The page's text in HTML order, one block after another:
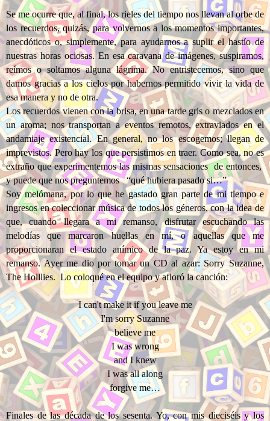
Se me ocurre que, al final, los rieles del tiempo nos llevan al orbe de
los recuerdos, quizás, para volvernos a los momentos importantes,
anecdóticos o, simplemente, para ayudarnos a suplir el hastío de
nuestras horas ociosas. En esa caravana de imágenes, suspiramos,
reímos o soltamos alguna lágrima. No entristecemos, sino que
damos gracias a los cielos por habernos permitido vivir la vida de
esa manera y no de otra.
Los recuerdos vienen con la brisa, en una tarde gris o mezclados en
un aroma; nos transportan a eventos remotos, extraviados en el
andamiaje existencial. En general, no los escogemos; llegan de
imprevistos. Pero hay los que persistimos en traer. Como sea, no es
extraño que experimentemos las mismas sensaciones de entonces,
y puede que nos preguntemos “qué hubiera pasado si…”
Soy melómana, por lo que he gastado gran parte de mi tiempo e
ingresos en coleccionar música de todos los géneros, con la idea de
que, cuando llegara a mi remanso, disfrutar escuchando las
melodías que marcaron huellas en mí, o aquellas que me
proporcionaran el estado anímico de la paz. Ya estoy en mi
remanso. Ayer me dio por tomar un CD al azar: Sorry Suzanne,
The Holllies. Lo coloqué en el equipo y afloró la canción:
I can't make it if you leave me
I'm sorry Suzanne
believe me
I was wrong
and I knew
I was all along
forgive me…
Finales de las década de los sesenta. Yo, con mis dieciséis y los